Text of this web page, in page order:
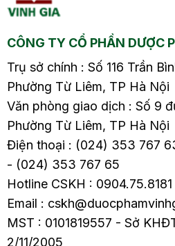
chỉ…
CÔNG TY CỔ PHẦN DƯỢC
Trụ sở chính : Số 116 Trần
Phường Từ Liêm, TP Hà Nội
Văn phòng giao dịch : Số 9
Phường Từ Liêm, TP Hà Nội
Điện thoại : (024) 353 767
- (024) 353 767 65
Hotline CSKH : 0904.75.8181
Email :
MST : 0101819557 - Sở
2/11/2005